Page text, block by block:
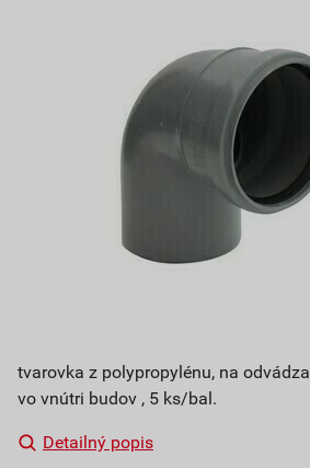
tvarovka z polypropylénu, na
vo vnútri budov , 5 ks/bal.
Detailný popis